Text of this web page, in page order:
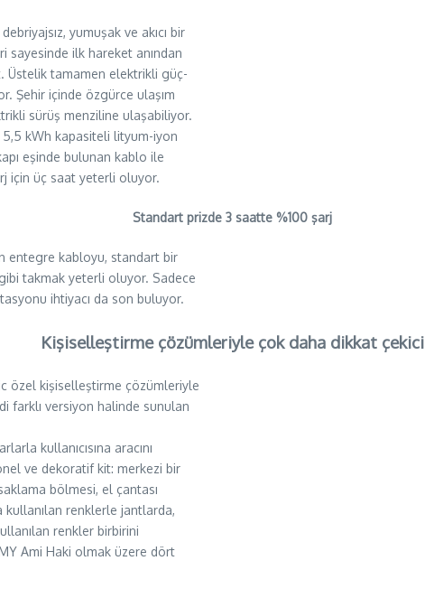
yumuşak ve akıcı bir
sayesinde ilk hareket anından
Üstelik tamamen elektrikli güç-
Şehir içinde özgürce ulaşım
sürüş menziline ulaşabiliyor.
5,5 kWh kapasiteli lityum-iyon
eşinde bulunan kablo ile
için üç saat yeterli oluyor.
Standart prizde 3 saatte %100 şarj
entegre kabloyu, standart bir
takmak yeterli oluyor. Sadece
ihtiyacı da son buluyor.
Kişiselleştirme çözümleriyle çok daha dikkat çekici
özel kişiselleştirme çözümleriyle
farklı versiyon halinde sunulan
kullanıcısına aracını
ve dekoratif kit: merkezi bir
bölmesi, el çantası
kullanılan renklerle jantlarda,
renkler birbirini
Ami Haki olmak üzere dört